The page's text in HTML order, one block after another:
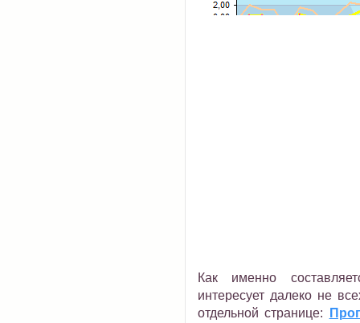
Как именно
интересует далеко не
отдельной странице: